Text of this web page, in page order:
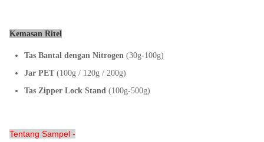
Kemasan Ritel
Tas Bantal dengan Nitrogen (30g-100g)
Jar PET (100g / 120g / 200g)
Tas Zipper Lock Stand (100g-500g)
Tentang Sampel -